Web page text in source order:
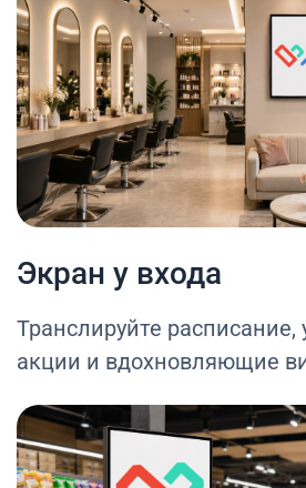
Экран у входа
Транслируйте
акции и вдохновляющие